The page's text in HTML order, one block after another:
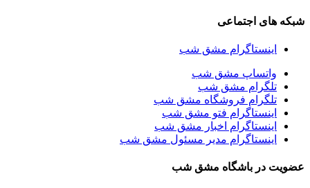
شبکه های اجتماعی
اینستاگرام مشق شب
واتساپ مشق شب
تلگرام مشق شب
تلگرام فروشگاه مشق شب
اینستاگرام فتو مشق شب
اینستاگرام اخبار مشق شب
اینستاگرام مدیر مسئول مشق شب
عضویت در باشگاه مشق شب